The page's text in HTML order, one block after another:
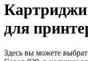
Картриджи
для
Здесь вы можете